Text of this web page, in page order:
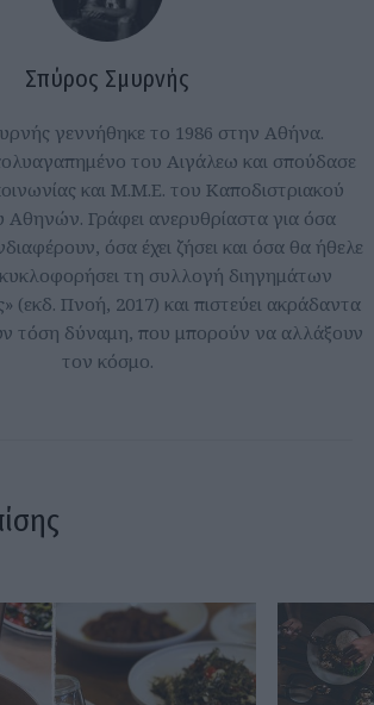
Σπύρος Σμυρνής
γεννήθηκε το 1986 στην Αθήνα.
του Αιγάλεω και σπούδασε
και Μ.Μ.Ε. του Καποδιστριακού
Αθηνών. Γράφει ανερυθρίαστα για όσα
όσα έχει ζήσει και όσα θα ήθελε
κυκλοφορήσει τη συλλογή διηγημάτων
(εκδ. Πνοή, 2017) και πιστεύει ακράδαντα
τόση δύναμη, που μπορούν να αλλάξουν
τον κόσμο.